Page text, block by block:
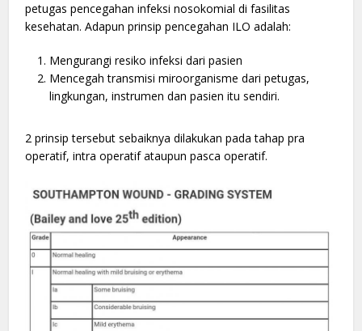
petugas pencegahan infeksi nosokomial di fasilitas
kesehatan. Adapun prinsip pencegahan ILO adalah:
Mengurangi resiko infeksi dari pasien
Mencegah transmisi miroorganisme dari petugas,
lingkungan, instrumen dan pasien itu sendiri.
2 prinsip tersebut sebaiknya dilakukan pada tahap pra
operatif, intra operatif ataupun pasca operatif.